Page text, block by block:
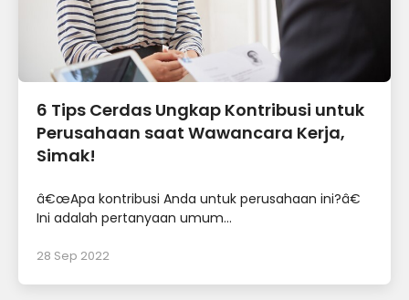
6 Tips Cerdas Ungkap Kontribusi untuk
Perusahaan saat Wawancara Kerja,
Simak!
â€œApa kontribusi Anda untuk perusahaan ini?â€
Ini adalah pertanyaan umum...
28 Sep 2022